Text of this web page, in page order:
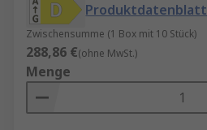
Produktdatenblatt
Zwischensumme (1 Box mit 10 Stück)
288,86 €(ohne MwSt.)
Menge